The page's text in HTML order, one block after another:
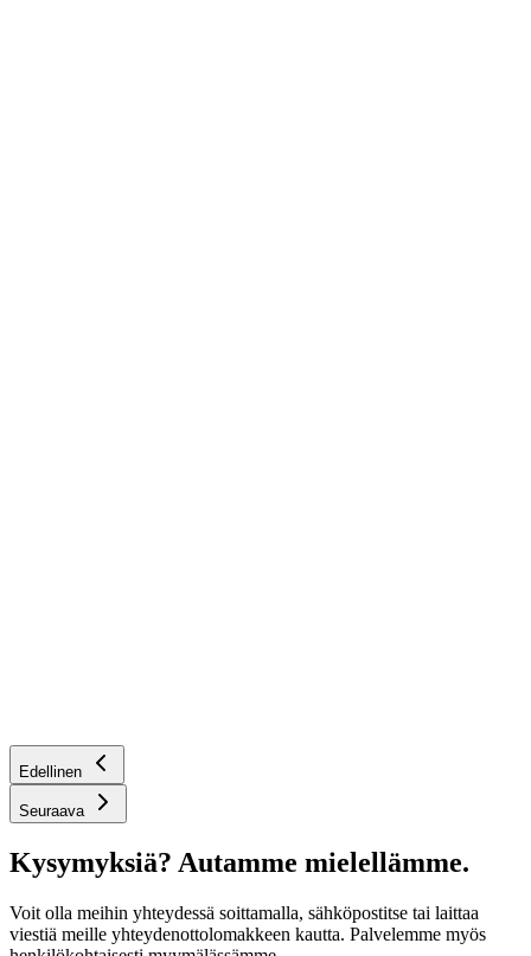
Edellinen
Seuraava
Kysymyksiä? Autamme mielellämme.
Voit olla meihin yhteydessä soittamalla, sähköpostitse tai laittaa
viestiä meille yhteydenottolomakkeen kautta. Palvelemme myös